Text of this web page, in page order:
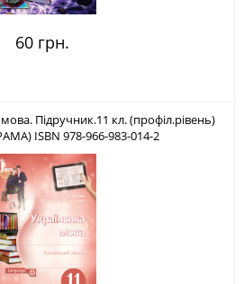
60 грн.
Підручник.11 кл. (профіл.рівень)
ISBN 978-966-983-014-2